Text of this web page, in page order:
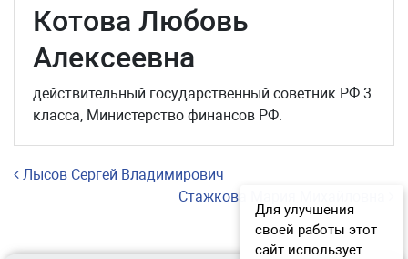
Котова Любовь
Алексеевна
действительный государственный советник РФ 3
класса, Министерство финансов РФ.
Навигация по записям
Лысов Сергей Владимирович
Стажкова Мария Михайловна
Для улучшения
своей работы этот
сайт использует